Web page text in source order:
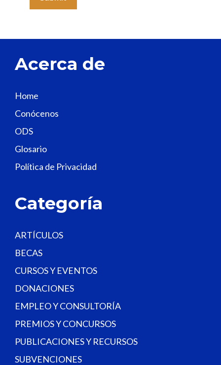
a
h
f
i
e
d
b
n
.
Acerca de
Home
Conócenos
ODS
Glosario
Política de Privacidad
Categoría
ARTÍCULOS
BECAS
CURSOS Y EVENTOS
DONACIONES
EMPLEO Y CONSULTORÍA
PREMIOS Y CONCURSOS
PUBLICACIONES Y RECURSOS
SUBVENCIONES